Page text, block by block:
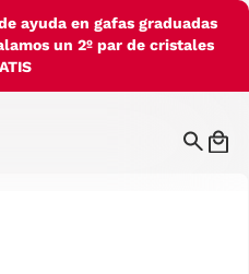
ayuda en gafas graduadas
un 2º par de cristales